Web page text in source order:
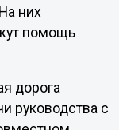
них
помощь
дорога
руководства с